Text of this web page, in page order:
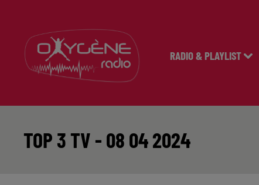
RADIO & PLAYLIST
TOP 3 TV - 08 04 2024